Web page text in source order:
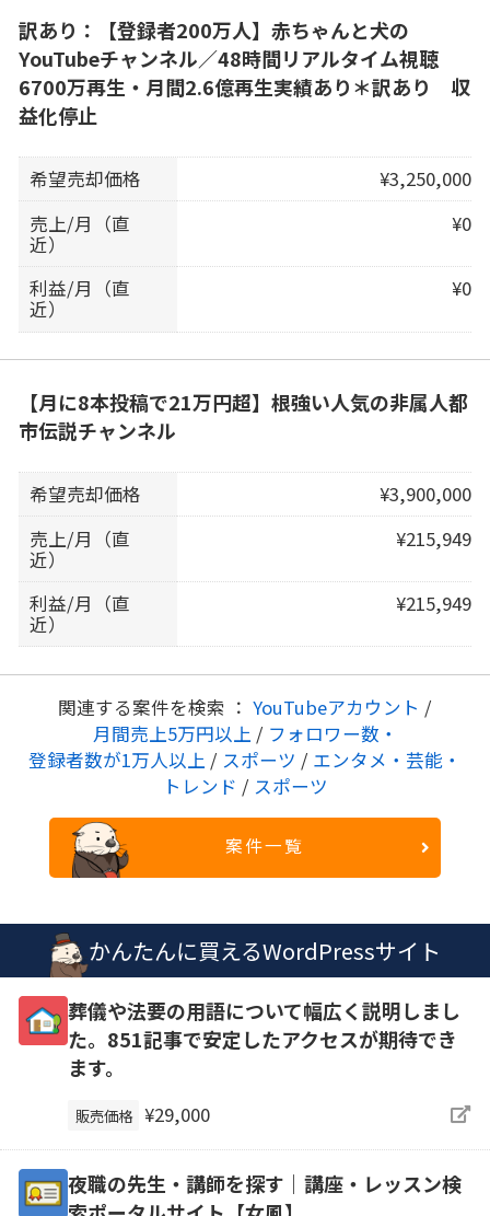
訳あり：【登録者200万人】赤ちゃんと犬の
YouTubeチャンネル／48時間リアルタイム視聴
6700万再生・月間2.6億再生実績あり＊訳あり 収
益化停止
希望売却価格
¥3,250,000
売上/月（直
近）
¥0
利益/月（直
近）
¥0
【月に8本投稿で21万円超】根強い人気の非属人都
市伝説チャンネル
希望売却価格
¥3,900,000
売上/月（直
近）
¥215,949
利益/月（直
近）
¥215,949
関連する案件を検索 ： YouTubeアカウント /
月間売上5万円以上 / フォロワー数・
登録者数が1万人以上 / スポーツ / エンタメ・芸能・
トレンド / スポーツ
案件一覧
かんたんに買えるWordPressサイト
葬儀や法要の用語について幅広く説明しまし
た。851記事で安定したアクセスが期待でき
ます。
販売価格 ¥29,000
夜職の先生・講師を探す｜講座・レッスン検